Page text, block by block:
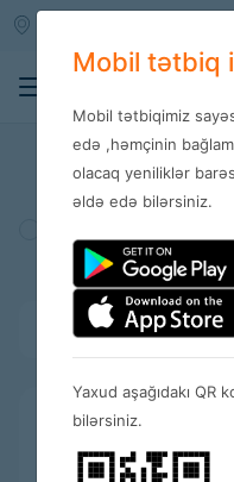
Bütün kateqoriyalar
Mobil tətbiq
Mobil tətbiqimiz
edə ,həmçinin
olacaq yeniliklər
əldə edə bilərsiniz.
Yaxud aşağıdakı QR
bilərsiniz.